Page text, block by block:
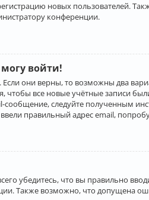
новых пользователей.
конференции.
могу войти!
они верны, то возможны два
чтобы все новые учётные записи
сообщение, следуйте полученным
правильный адрес email,
убедитесь, что вы правильно
Также возможно, что допущена